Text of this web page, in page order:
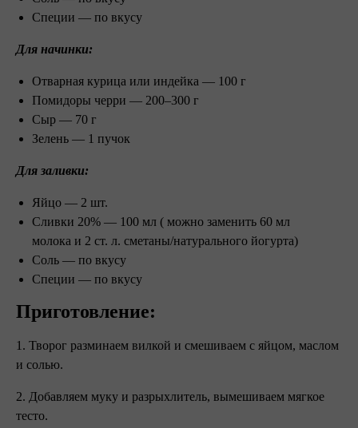
Специи — по вкусу
Для начинки:
Отварная курица или индейка — 100 г
Помидоры черри — 200–300 г
Сыр — 70 г
Зелень — 1 пучок
Для заливки:
Яйцо — 2 шт.
Сливки 20% — 100 мл ( можно заменить 60 мл
молока и 2 ст. л. сметаны/натурального йогурта)
Соль — по вкусу
Специи — по вкусу
Приготовление:
1. Творог разминаем вилкой и смешиваем с яйцом, маслом
и солью.
2. Добавляем муку и разрыхлитель, вымешиваем мягкое
тесто.